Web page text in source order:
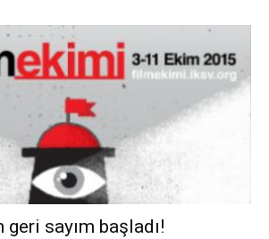
sayım başladı!